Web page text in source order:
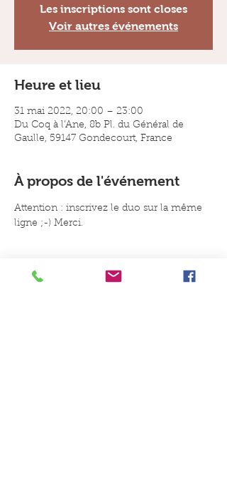
Les inscriptions sont closes
Voir autres événements
Heure et lieu
31 mai 2022, 20:00 – 23:00
Du Coq à l'Ane, 8b Pl. du Général de
Gaulle, 59147 Gondecourt, France
À propos de l'événement
Attention : inscrivez le duo sur la même
ligne ;-) Merci.